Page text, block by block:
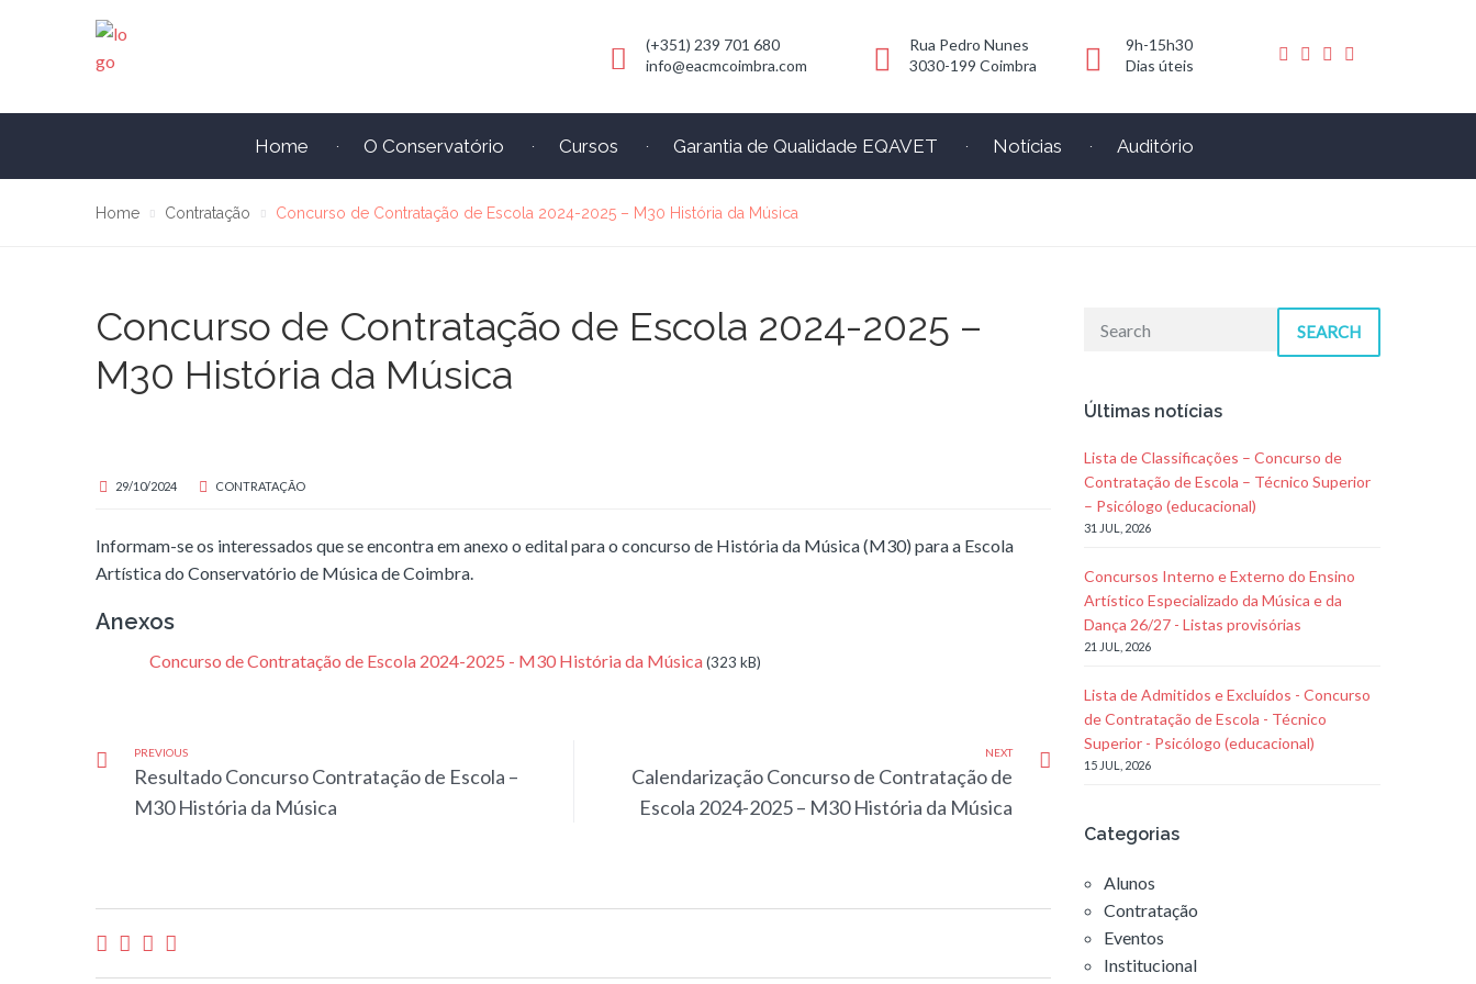
(+351) 239 701 680
info@eacmcoimbra.com
Rua Pedro Nunes
3030-199 Coimbra
9h-15h30
Dias úteis
Home O Conservatório Cursos Garantia de Qualidade EQAVET Notícias Auditório
Home Contratação Concurso de Contratação de Escola 2024-2025 – M30 História da Música
Concurso de Contratação de Escola 2024-2025 –
M30 História da Música
29/10/2024 CONTRATAÇÃO
Informam-se os interessados que se encontra em anexo o edital para o concurso de História da Música (M30) para a Escola
Artística do Conservatório de Música de Coimbra.
Anexos
Concurso de Contratação de Escola 2024-2025 - M30 História da Música(323 kB)
PREVIOUS
Resultado Concurso Contratação de Escola –
M30 História da Música
NEXT
Calendarização Concurso de Contratação de
Escola 2024-2025 – M30 História da Música
SEARCH
Últimas notícias
Lista de Classificações – Concurso de
Contratação de Escola – Técnico Superior
– Psicólogo (educacional)
31 JUL, 2026
Concursos Interno e Externo do Ensino
Artístico Especializado da Música e da
Dança 26/27 - Listas provisórias
21 JUL, 2026
Lista de Admitidos e Excluídos - Concurso
de Contratação de Escola - Técnico
Superior - Psicólogo (educacional)
15 JUL, 2026
Categorias
Alunos
Contratação
Eventos
Institucional